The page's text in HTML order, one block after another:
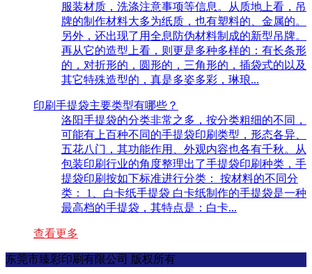
服装材质，洗涤注意事项等信息。从质地上看，吊
牌的制作材料大多为纸质，也有塑料的、金属的。
另外，还出现了用全息防伪材料制成的新型吊牌。
再从它的造型上看，则更是多种多样的：有长条形
的，对折形的，圆形的，三角形的，插袋式的以及
其它特殊造型的，真是多姿多彩，琳琅...
印刷手提袋主要类型有哪些？
洛阳手提袋的分类非常之多，按分类粗细的不同，
可能有上百种不同的手提袋印刷类型，形态各异、
五花八门，其功能作用、外观内容也各有千秋。从
包装印刷行业的角度整理出了手提袋印刷种类，手
提袋印刷按如下标准进行分类： 按材料的不同分
类： 1、白卡纸手提袋 白卡纸制作的手提袋是一种
最高档的手提袋，其特点是：白卡...
查看更多
东莞市臻彩印刷有限公司 版权所有